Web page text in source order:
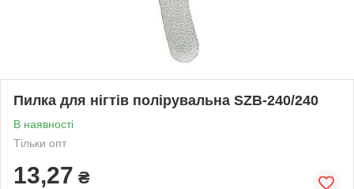
Пилка для нігтів полірувальна SZB-240/240
В наявності
Тільки опт
13,27 ₴